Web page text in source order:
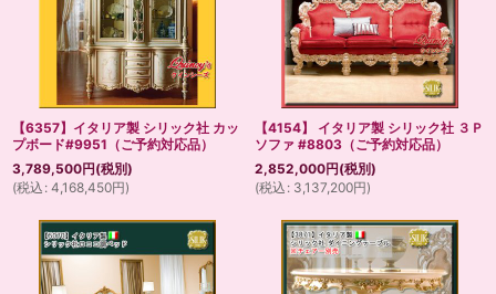
【6357】イタリア製 シリック社 カッ
プボード#9951（ご予約対応品）
3,789,500円(税別)
(税込 : 4,168,450円)
【4154】 イタリア製 シリック社 ３Ｐ
ソファ #8803（ご予約対応品）
2,852,000円(税別)
(税込 : 3,137,200円)